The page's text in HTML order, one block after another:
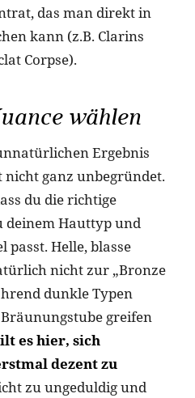
das man direkt in
kann (z.B. Clarins
Corpse).
wählen
Ergebnis
ganz unbegründet.
du die richtige
deinem Hauttyp und
passt. Helle, blasse
nicht zur „Bronze
dunkle Typen
greifen
es hier, sich
dezent zu
zu ungeduldig und